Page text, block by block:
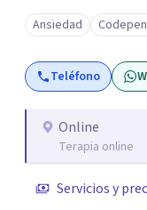
pasando. No dudes en comunicarte a fin de comenzar a
resolver la situación
Ansiedad
Teléfono
Online
Terapia online
Servicios y